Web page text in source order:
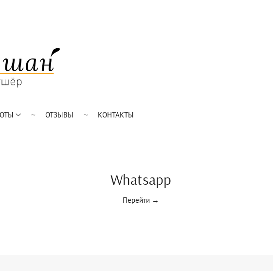
ОТЗЫВЫ КОНТАКТЫ
Whatsapp
Перейти →